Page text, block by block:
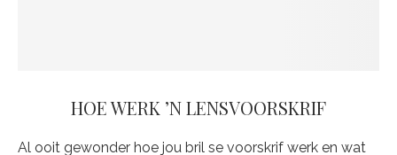
HOE WERK ’N LENSVOORSKRIF
Al ooit gewonder hoe jou bril se voorskrif werk en wat